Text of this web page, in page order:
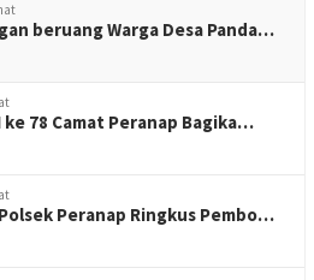
beruang Warga Desa Panda…
ke 78 Camat Peranap Bagika…
Peranap Ringkus Pembo…